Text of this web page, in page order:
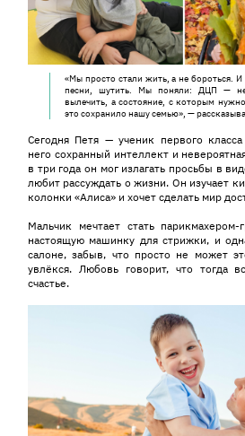
«Мы просто стали жить, а не бороться.
песни, шутить. Мы поняли: ДЦП — не
вылечить, а состояние, с которым
это сохранило нашу семью», —
Сегодня Петя — ученик первого
него сохранный интеллект и
в три года он мог излагать просьбы в
любит рассуждать о жизни. Он изучает
колонки «Алиса» и хочет сделать мир
Мальчик мечтает стать
настоящую машинку для стрижки, и
салоне, забыв, что просто не может
увлёкся. Любовь говорит, что тогда
счастье.